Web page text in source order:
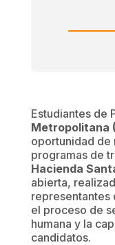
Estudiantes de
Metropolitana
oportunidad de
programas de
Hacienda
abierta,
representantes
el proceso de
humana y la
candidatos.